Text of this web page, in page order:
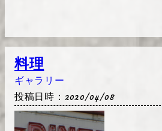
料理
ギャラリー
投稿日時：2020/04/08